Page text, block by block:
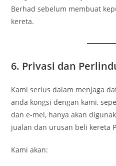
Berhad sebelum membuat
kereta.
6. Privasi dan
Kami serius dalam menjaga
anda kongsi dengan kami,
dan e-mel, hanya akan
jualan dan urusan beli kereta
Kami akan: